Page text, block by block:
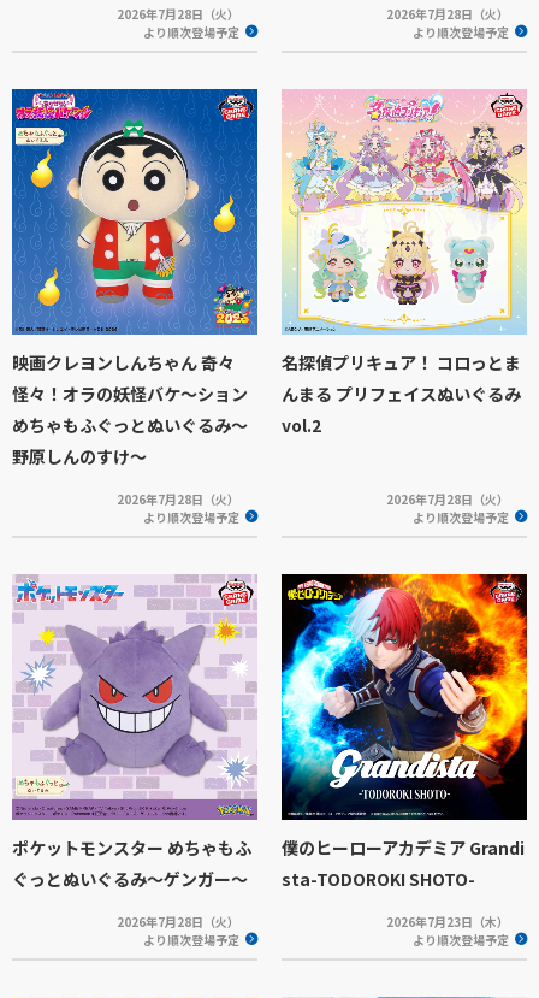
2026年7月28日（火）
より順次登場予定
2026年7月28日（火）
より順次登場予定
映画クレヨンしんちゃん 奇々
怪々！オラの妖怪バケ～ション
めちゃもふぐっとぬいぐるみ～
野原しんのすけ～
2026年7月28日（火）
より順次登場予定
名探偵プリキュア！ コロっとま
んまる プリフェイスぬいぐるみ
vol.2
2026年7月28日（火）
より順次登場予定
ポケットモンスター めちゃもふ
ぐっとぬいぐるみ～ゲンガー～
2026年7月28日（火）
より順次登場予定
僕のヒーローアカデミア Grandi
sta-TODOROKI SHOTO-
2026年7月23日（木）
より順次登場予定